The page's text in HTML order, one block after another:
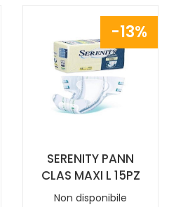
SERENITY PANN
CLAS MAXI L 15PZ
Non disponibile
13%